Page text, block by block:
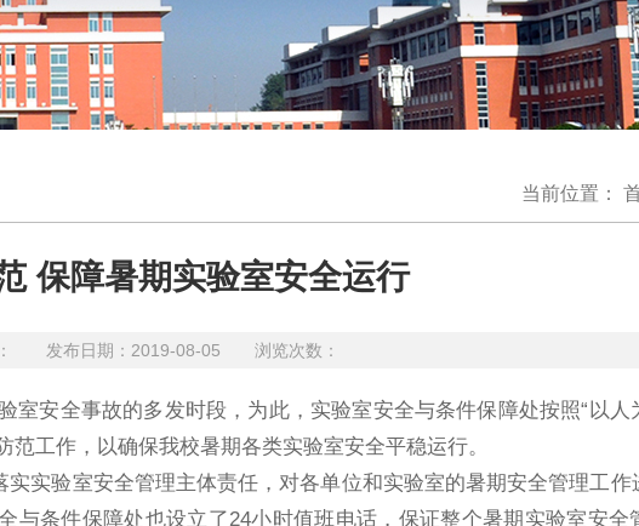
当前位置：
保障暑期实验室安全运行
发布日期：2019-08-05 浏览次数：
安全事故的多发时段，为此，实验室安全与条件保障处按照“以人
工作，以确保我校暑期各类实验室安全平稳运行。
验室安全管理主体责任，对各单位和实验室的暑期安全管理工作
条件保障处也设立了24小时值班电话，保证整个暑期实验室安全